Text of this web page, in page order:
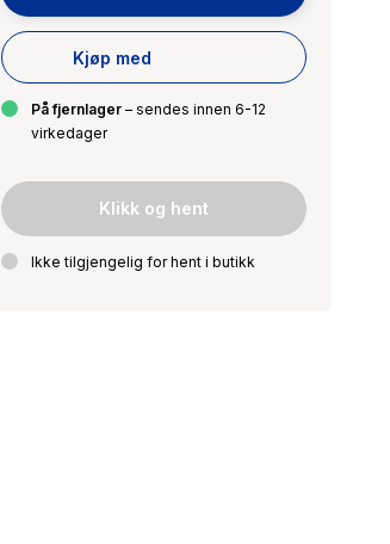
Kjøp med
På fjernlager – sendes innen 6-12
virkedager
Klikk og hent
Ikke tilgjengelig for hent i butikk